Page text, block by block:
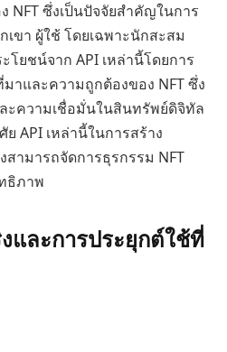
NFT ซึ่งเป็นปัจจัยสำคัญในการ
ขา ผู้ใช้ โดยเฉพาะนักสะสม
โยชน์จาก API เหล่านี้โดยการ
าและความถูกต้องของ NFT ซึ่ง
ะความเชื่อมั่นในสินทรัพย์ดิจิทัล
API เหล่านี้ในการสร้าง
ามารถจัดการธุรกรรม NFT
ธิภาพ
และการประยุกต์ใช้ที่